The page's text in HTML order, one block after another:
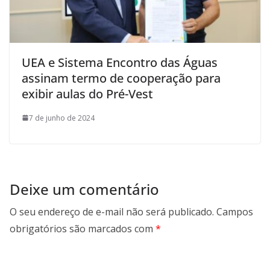
UEA e Sistema Encontro das Águas
assinam termo de cooperação para
exibir aulas do Pré-Vest
7 de junho de 2024
Deixe um comentário
O seu endereço de e-mail não será publicado. Campos
obrigatórios são marcados com *